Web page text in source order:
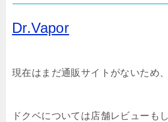
Dr.Vapor
現在はまだ通販サイトがないため
ドクベについては店舗レビューも